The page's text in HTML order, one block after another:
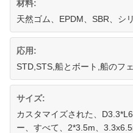
材料:
天然ゴム、EPDM、SBR、シ
応用:
STD,STS,船とボート,船のフ
サイズ:
カスタマイズされた、
ー、すべて、2*3.5m、